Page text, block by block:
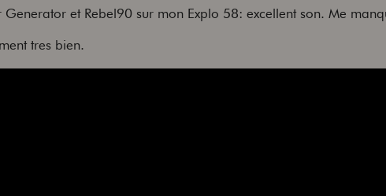
et Rebel90 sur mon Explo 58: excellent son. Me
tres bien.